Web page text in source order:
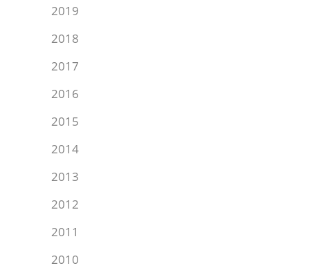
2019
2018
2017
2016
2015
2014
2013
2012
2011
2010